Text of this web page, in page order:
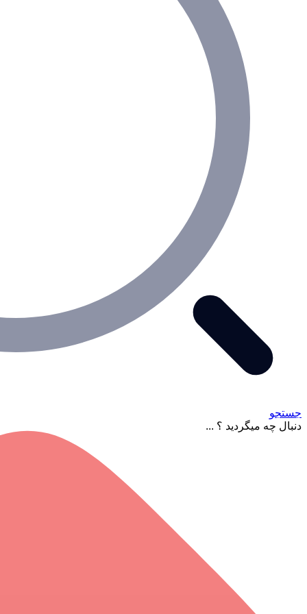
جستجو
دنبال چه میگردید ؟ ...